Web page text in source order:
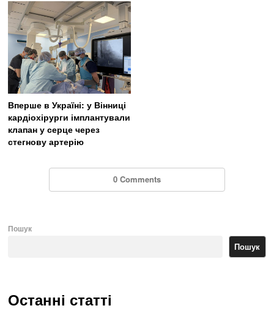
Вперше в Україні: у Вінниці
кардіохірурги імплантували
клапан у серце через
стегнову артерію
0 Comments
Пошук
Пошук
Останні статті